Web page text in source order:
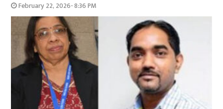
February 22, 2026- 8:36 PM